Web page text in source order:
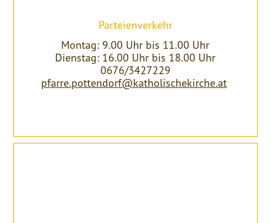
Parteienverkehr
Montag: 9.00 Uhr bis 11.00 Uhr
Dienstag: 16.00 Uhr bis 18.00 Uhr
0676/3427229
pfarre.pottendorf@katholischekirche.at